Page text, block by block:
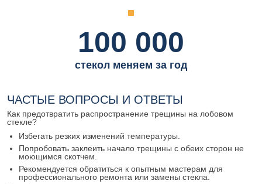
100 000
стекол меняем за год
ЧАСТЫЕ ВОПРОСЫ И ОТВЕТЫ
Как предотвратить распространение трещины на лобовом
стекле?
Избегать резких изменений температуры.
Попробовать заклеить начало трещины с обеих сторон не
моющимся скотчем.
Рекомендуется обратиться к опытным мастерам для
профессионального ремонта или замены стекла.